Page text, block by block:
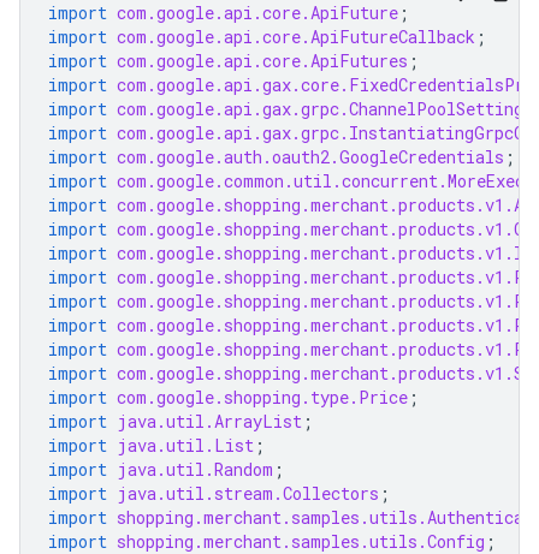
import com.google.api.core.ApiFuture ;
import com.google.api.core.ApiFutureCallback ;
import com.google.api.core.ApiFutures ;
import
import com.google.api.gax.grpc.ChannelPoolSettings
import
import com.google.auth.oauth2.GoogleCredentials ;
import
import
import
import
import
import
import
import
import
import com.google.shopping.type.Price ;
import java.util.ArrayList ;
import java.util.List ;
import java.util.Random ;
import java.util.stream.Collectors ;
import
import shopping.merchant.samples.utils.Config ;